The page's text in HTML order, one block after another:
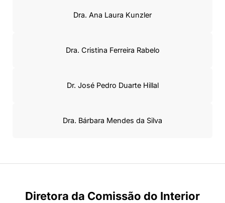
Dra. Ana Laura Kunzler
Dra. Cristina Ferreira Rabelo
Dr. José Pedro Duarte Hillal
Dra. Bárbara Mendes da Silva
Diretora da Comissão do Interior